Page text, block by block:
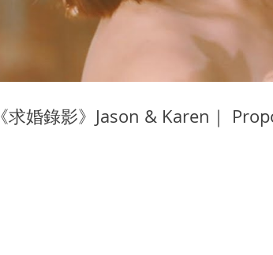
《求婚錄影》Jason & Karen｜